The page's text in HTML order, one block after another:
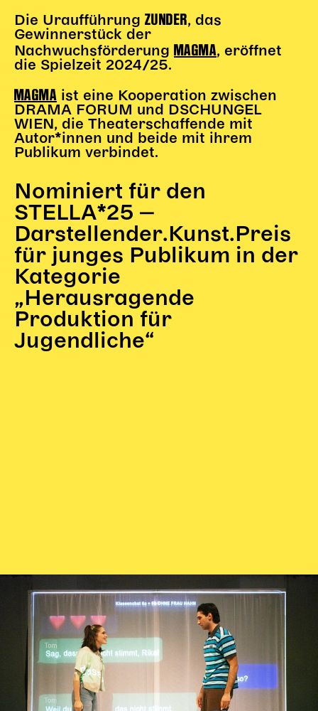
Die Uraufführung ZUNDER, das
Gewinnerstück der
Nachwuchsförderung MAGMA, eröffnet
die Spielzeit 2024/25.
MAGMA ist eine Kooperation zwischen
DRAMA FORUM und DSCHUNGEL
WIEN, die Theaterschaffende mit
Autor*innen und beide mit ihrem
Publikum verbindet.
Nominiert für den
STELLA*25 ‒
Darstellender.Kunst.Preis
für junges Publikum in der
Kategorie
„Herausragende
Produktion für
Jugendliche“